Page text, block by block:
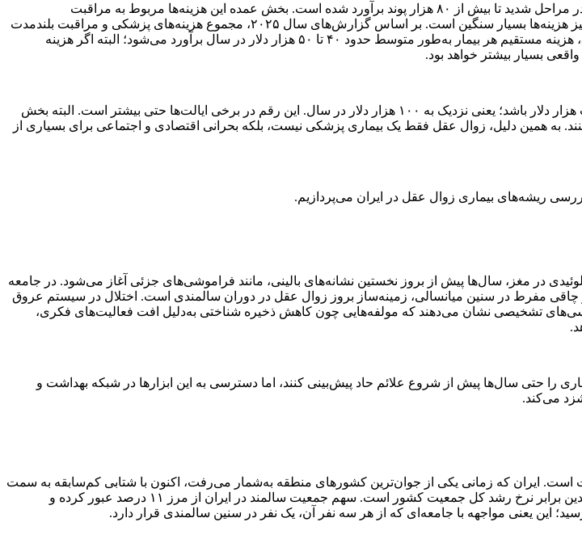
برای مثال در بریتانیا، هزینه سالانه هر فرد مبتلا به دمانس در مراحل خفیف حدود ۲۸ هزار پوند و در مراحل شدید تا بیش از ۸۰ هزار پوند برآورد شده است. بخش عمده این هزینه‌ها مربوط به مراقبت
شبانه‌روزی، پرستاری و زمانی است که اعضای خانواده صرف نگهداری بیمار می‌کنند. در آمریکا نیز هزینه‌ها بسیار سنگین است. بر اساس گزارش‌های سال ۲۰۲۵، مجموع هزینه‌های پزشکی و مراقبت بلندمدت
بیماران دمانس به حدود ۲۳۲ میلیارد دلار در سال رسیده است. با تقسیم این رقم بر تعداد مبتلایان، هزینه مستقیم هر بیمار به‌طور متوسط حدود ۴۰ تا ۵۰ هزار دلار در سال برآورد می‌شود؛ البته اگر هزینه
بسیار بیشتر خواهد بود.
در مراکز تخصصی مراقبت حافظه در آمریکا، هزینه نگهداری یک بیمار می‌تواند ماهانه حدود هشت هزار دلار باشد؛ یعنی نزدیک به ۱۰۰ هزار دلار در سال. این رقم در برخی ایالت‌ها حتی بیشتر است. البته بخش
به همین دلیل، زوال عقل فقط یک بیماری پزشکی نیست، بلکه بحرانی اقتصادی و اجتماعی برای بسیاری از
ریشه‌های بیماری زوال عقل در ایران می‌پردازیم.
در مغز، سال‌ها پیش از بروز نخستین نشانه‌های بالینی، مانند فراموشی‌های جزئی آغاز می‌شود. در جامعه
چاقی مفرط در سنین میانسالی، زمینه‌ساز بروز زوال عقل در دوران سالمندی است. اختلال در سیستم عروق
تشخیصی نشان می‌دهند که مولفه‌هایی چون کاهش ذخیره شناختی به‌دلیل افت فعالیت‌های فکری،
را حتی سال‌ها پیش از شروع علائم حاد پیش‌بینی کنند، اما دسترسی به این ابزارها در شبکه بهداشت و
می‌کند.
است. ایران که زمانی یکی از جوان‌ترین کشورهای منطقه به‌شمار می‌رفت، اکنون با شتابی کم‌سابقه به سمت
سالمندی حرکت می‌کند. آمارهای رسمی نشان می‌دهند که نرخ رشد جمعیت سالمند در ایران، چندین برابر نرخ رشد کل جمعیت کشور است. سهم جمعیت سالمند در ایران از مرز ۱۱ درصد عبور کرده و